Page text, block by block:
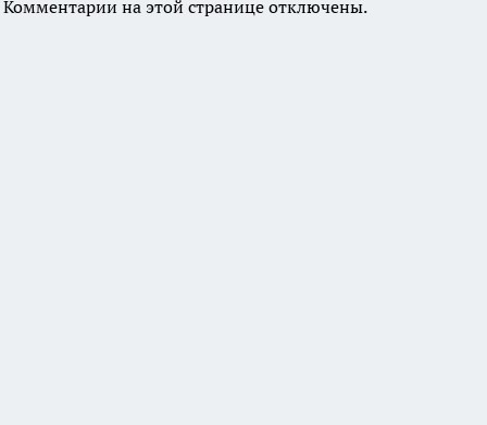
Комментарии на этой странице отключены.